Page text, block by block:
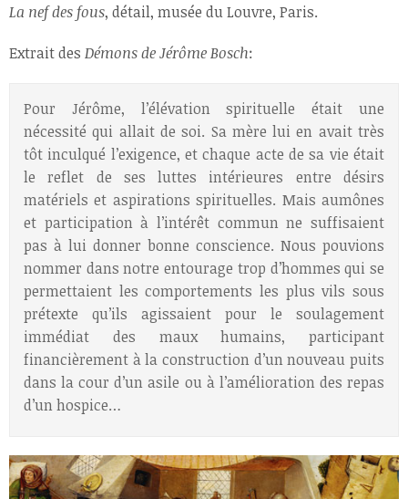
La nef des fous, détail, musée du Louvre, Paris.
Extrait des Démons de Jérôme Bosch:
Pour Jérôme, l’élévation spirituelle était une
nécessité qui allait de soi. Sa mère lui en avait très
tôt inculqué l’exigence, et chaque acte de sa vie était
le reflet de ses luttes intérieures entre désirs
matériels et aspirations spirituelles. Mais aumônes
et participation à l’intérêt commun ne suffisaient
pas à lui donner bonne conscience. Nous pouvions
nommer dans notre entourage trop d’hommes qui se
permettaient les comportements les plus vils sous
prétexte qu’ils agissaient pour le soulagement
immédiat des maux humains, participant
financièrement à la construction d’un nouveau puits
dans la cour d’un asile ou à l’amélioration des repas
d’un hospice…